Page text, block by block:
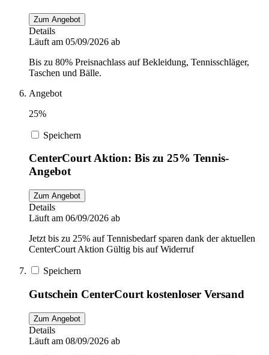
Zum Angebot
Details
Läuft am 05/09/2026 ab
Bis zu 80% Preisnachlass auf Bekleidung, Tennisschläger,
Taschen und Bälle.
Angebot
25%
Speichern
CenterCourt Aktion: Bis zu 25% Tennis-
Angebot
Zum Angebot
Details
Läuft am 06/09/2026 ab
Jetzt bis zu 25% auf Tennisbedarf sparen dank der aktuellen
CenterCourt Aktion Gültig bis auf Widerruf
Speichern
Gutschein CenterCourt kostenloser Versand
Zum Angebot
Details
Läuft am 08/09/2026 ab